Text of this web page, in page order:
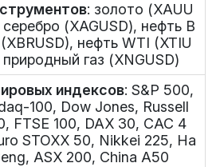
: золото (XAUU
серебро (XAGUSD), нефть B
нефть WTI (XTIU
природный газ (XNGUSD)
индексов: S&P 500,
100, Dow Jones, Russell
FTSE 100, DAX 30, CAC 4
STOXX 50, Nikkei 225, Ha
ASX 200, China A50